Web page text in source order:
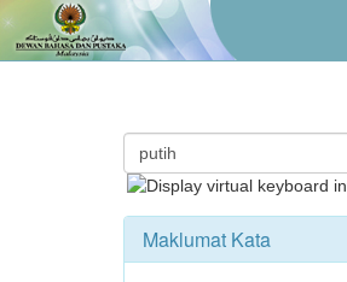
Maklumat Kata